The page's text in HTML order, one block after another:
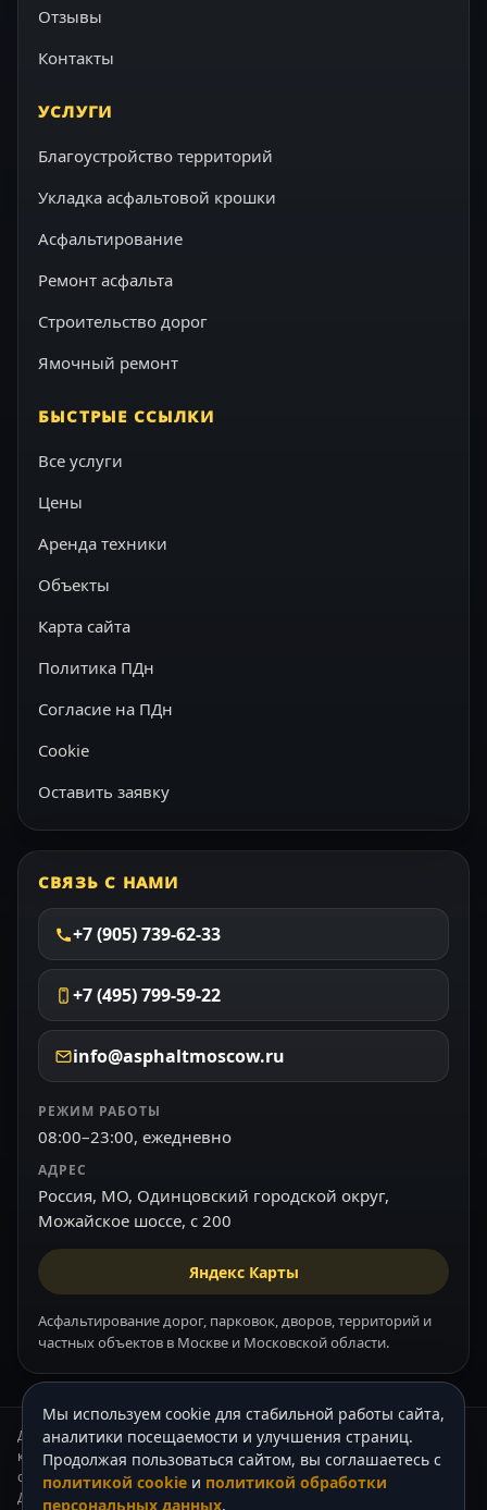
Отзывы
Контакты
УСЛУГИ
Благоустройство территорий
Укладка асфальтовой крошки
Асфальтирование
Ремонт асфальта
Строительство дорог
Ямочный ремонт
БЫСТРЫЕ ССЫЛКИ
Все услуги
Цены
Аренда техники
Объекты
Карта сайта
Политика ПДн
Согласие на ПДн
Cookie
Оставить заявку
СВЯЗЬ С НАМИ
+7 (905) 739-62-33
+7 (495) 799-59-22
info@asphaltmoscow.ru
РЕЖИМ РАБОТЫ
08:00–23:00, ежедневно
АДРЕС
Россия, МО, Одинцовский городской округ,
Можайское шоссе, с 200
Яндекс Карты
Асфальтирование дорог, парковок, дворов, территорий и
частных объектов в Москве и Московской области.
Данный интернет-сайт носит информационный характер и ни при
каких условиях не является публичной офертой, которая
определяется положениями Статьи 437 (2) Гражданского кодекса РФ.
Для получения подробной информации о стоимости наших услуг,
Мы используем cookie для стабильной работы сайта,
аналитики посещаемости и улучшения страниц.
Продолжая пользоваться сайтом, вы соглашаетесь с
политикой cookie и политикой обработки
персональных данных.